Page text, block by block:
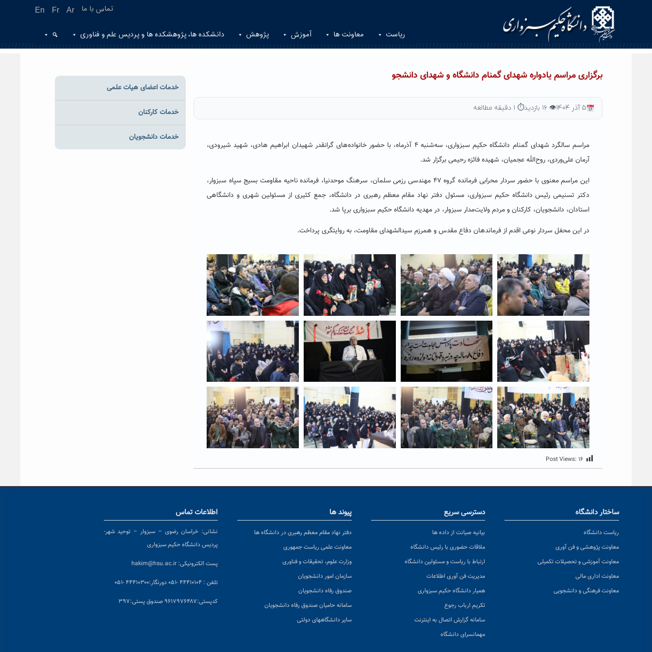
En Fr Ar تماس با ما
ریاست معاونت ها آموزش پژوهش دانشکده ها، پژوهشکده ها و پردیس علم و فناوری
برگزاری مراسم یادواره شهدای گمنام دانشگاه و شهدای دانشجو
۵ آذر ۱۴۰۴ 👁 ۱۶ بازدید ⏱ ۱ دقیقه مطالعه
مراسم سالگرد شهدای گمنام دانشگاه حکیم سبزواری، سه‌شنبه ۴ آذرماه، با حضور خانواده‌های گرانقدر شهیدان ابراهیم هادی، شهید شیرودی،
آرمان علی‌وردی، روح‌الله عجمیان، شهیده فائزه رحیمی برگزار شد.
این مراسم معنوی با حضور سردار محرابی فرمانده گروه ۴۷ مهندسی رزمی سلمان، سرهنگ موحدنیا، فرمانده ناحیه مقاومت بسیج سپاه سبزوار،
دکتر تسنیمی رئیس دانشگاه حکیم سبزواری، مسئول دفتر نهاد مقام معظم رهبری در دانشگاه، جمع کثیری از مسئولین شهری و دانشگاهی
استادان، دانشجویان، کارکنان و مردم ولایت‌مدار سبزوار، در مهدیه دانشگاه حکیم سبزواری برپا شد.
در این محفل سردار نوعی اقدم از فرماندهان دفاع مقدس و همرزم سیدالشهدای مقاومت، به روایتگری پرداخت.
Post Views: ۱۶
خدمات اعضای هیات علمی
خدمات کارکنان
خدمات دانشجویان
ساختار دانشگاه
ریاست دانشگاه
معاونت پژوهشی و فن آوری
معاونت آموزشی و تحصیلات تکمیلی
معاونت اداری مالی
معاونت فرهنگی و دانشجویی
دسترسی سریع
بیانیه صیانت از داده ها
ملاقات حضوری با رئیس دانشگاه
ارتباط با ریاست و مسئولین دانشگاه
مدیریت فن آوری اطلاعات
همیار دانشگاه حکیم سبزواری
تکریم ارباب رجوع
سامانه گزارش اتصال به اینترنت
مهمانسرای دانشگاه
پیوند ها
دفتر نهاد مقام معظم رهبری در دانشگاه ها
معاونت علمی ریاست جمهوری
وزارت علوم، تحقیقات و فناوری
سازمان امور دانشجویان
صندوق رفاه دانشجویان
سامانه حامیان صندوق رفاه دانشجویان
سایر دانشگاههای دولتی
اطلاعات تماس
نشانی: خراسان رضوی – سبزوار – توحید شهر-
پردیس دانشگاه حکیم سبزواری
پست الکترونیکی: hakim@hsu.ac.ir
تلفن : ۴۴۴۱۰۱۰۴ -۰۵۱ دورنگار:۴۴۴۱۰۳۰۰ -۰۵۱
کدپستی:۹۶۱۷۹۷۶۴۸۷ صندوق پستی:۳۹۷